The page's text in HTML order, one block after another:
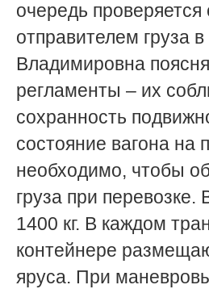
очередь проверяется
отправителем груза
Владимировна
регламенты – их
сохранность
состояние вагона на
необходимо, чтобы
груза при
1400 кг. В каждом
контейнере
яруса. При